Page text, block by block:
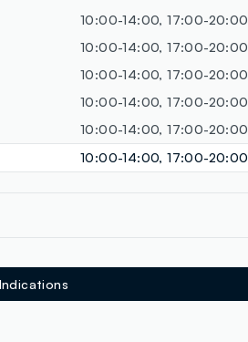
10:00-14:00, 17:00-20:00
10:00-14:00, 17:00-20:00
10:00-14:00, 17:00-20:00
10:00-14:00, 17:00-20:00
10:00-14:00, 17:00-20:00
10:00-14:00, 17:00-20:00
Indications